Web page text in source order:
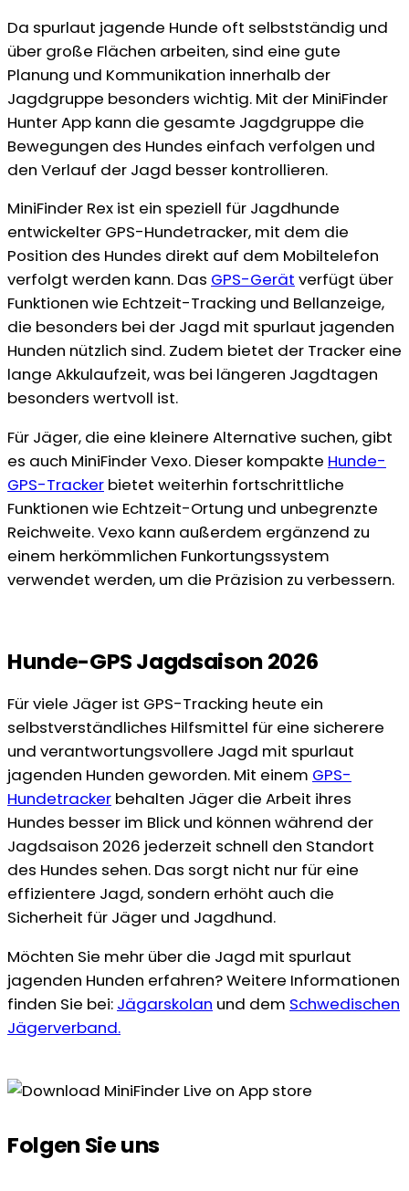
Da spurlaut jagende Hunde oft selbstständig und
über große Flächen arbeiten, sind eine gute
Planung und Kommunikation innerhalb der
Jagdgruppe besonders wichtig. Mit der MiniFinder
Hunter App kann die gesamte Jagdgruppe die
Bewegungen des Hundes einfach verfolgen und
den Verlauf der Jagd besser kontrollieren.
MiniFinder Rex ist ein speziell für Jagdhunde
entwickelter GPS-Hundetracker, mit dem die
Position des Hundes direkt auf dem Mobiltelefon
verfolgt werden kann. Das GPS-Gerät verfügt über
Funktionen wie Echtzeit-Tracking und Bellanzeige,
die besonders bei der Jagd mit spurlaut jagenden
Hunden nützlich sind. Zudem bietet der Tracker eine
lange Akkulaufzeit, was bei längeren Jagdtagen
besonders wertvoll ist.
Für Jäger, die eine kleinere Alternative suchen, gibt
es auch MiniFinder Vexo. Dieser kompakte Hunde-
GPS-Tracker bietet weiterhin fortschrittliche
Funktionen wie Echtzeit-Ortung und unbegrenzte
Reichweite. Vexo kann außerdem ergänzend zu
einem herkömmlichen Funkortungssystem
verwendet werden, um die Präzision zu verbessern.
Hunde-GPS Jagdsaison 2026
Für viele Jäger ist GPS-Tracking heute ein
selbstverständliches Hilfsmittel für eine sicherere
und verantwortungsvollere Jagd mit spurlaut
jagenden Hunden geworden. Mit einem GPS-
Hundetracker behalten Jäger die Arbeit ihres
Hundes besser im Blick und können während der
Jagdsaison 2026 jederzeit schnell den Standort
des Hundes sehen. Das sorgt nicht nur für eine
effizientere Jagd, sondern erhöht auch die
Sicherheit für Jäger und Jagdhund.
Möchten Sie mehr über die Jagd mit spurlaut
jagenden Hunden erfahren? Weitere Informationen
finden Sie bei: Jägarskolan und dem Schwedischen
Jägerverband.
Folgen Sie uns